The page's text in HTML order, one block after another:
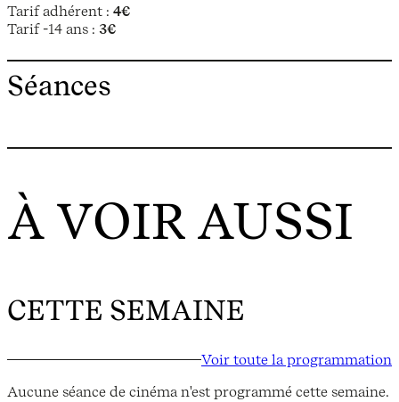
Tarif adhérent : 4€
Tarif -14 ans : 3€
Séances
À VOIR AUSSI
CETTE SEMAINE
Voir toute la programmation
Aucune séance de cinéma n'est programmé cette semaine.